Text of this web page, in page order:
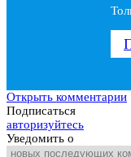
Открыть комментарии
Подписаться
авторизуйтесь
Уведомить о